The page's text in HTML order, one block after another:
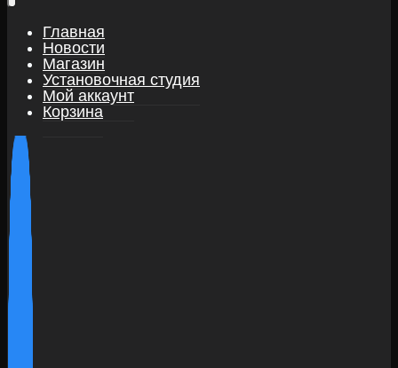
Главная
Новости
Магазин
Установочная студия
Мой аккаунт
Корзина